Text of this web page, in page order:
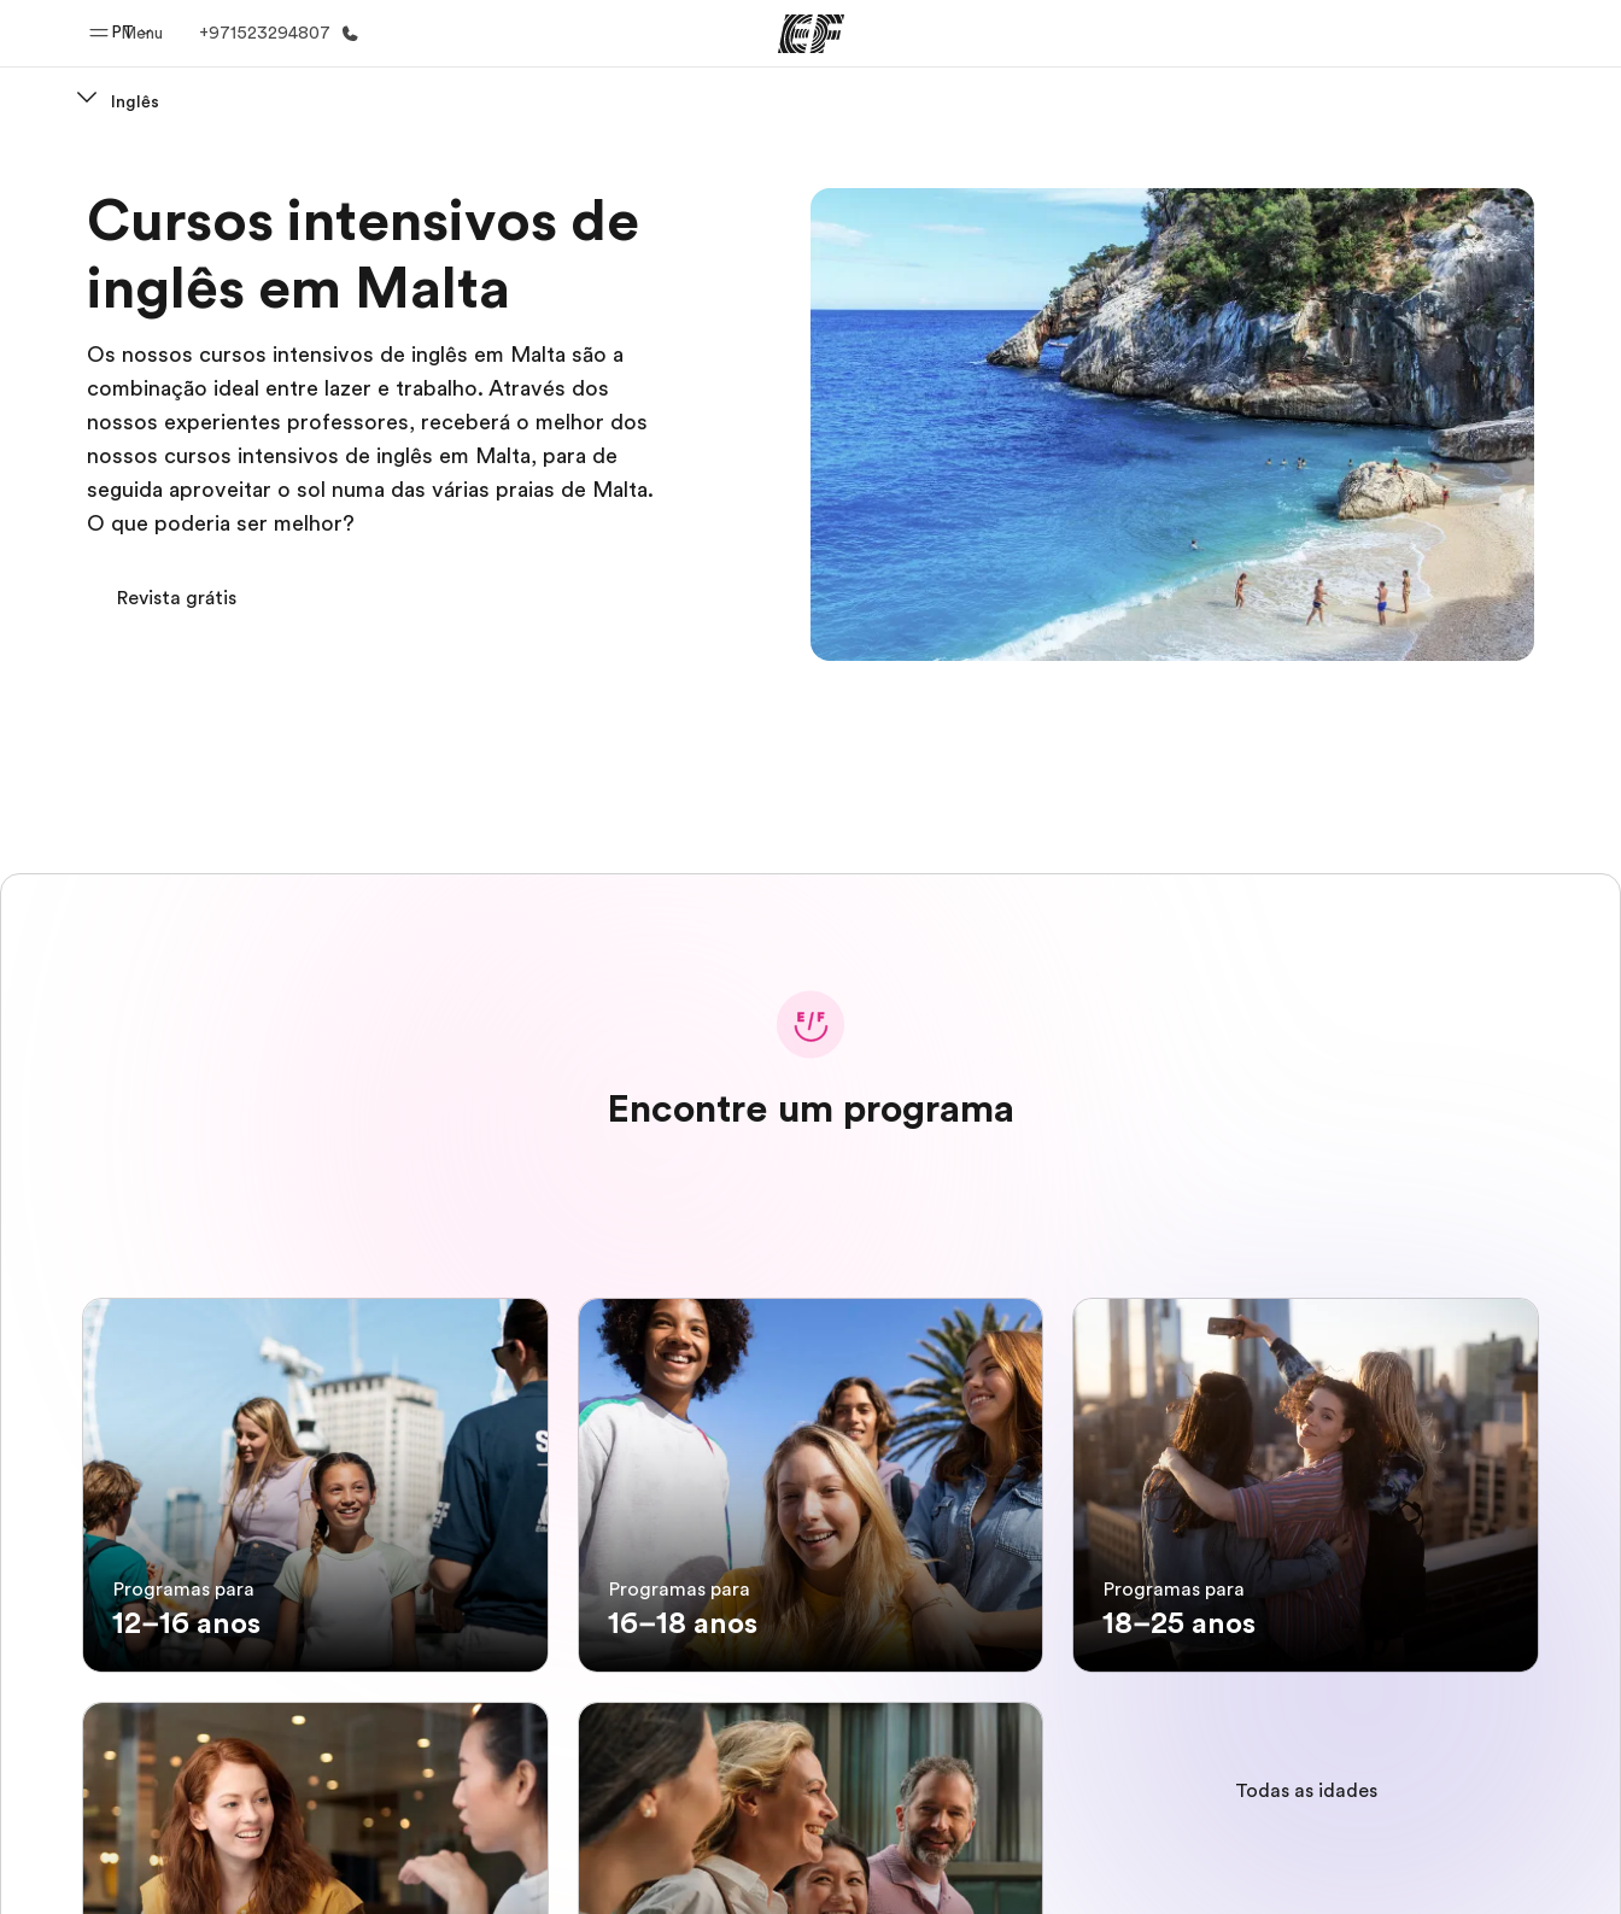
Menu
PT +971523294807
Bem-vindo à EF
Saiba tudo que
oferecemos
Quem somos Junte-se a nós
Inglês
Cursos intensivos de
inglês em Malta
Os nossos cursos intensivos de inglês em Malta são a
combinação ideal entre lazer e trabalho. Através dos
nossos experientes professores, receberá o melhor dos
nossos cursos intensivos de inglês em Malta, para de
seguida aproveitar o sol numa das várias praias de Malta.
O que poderia ser melhor?
Revista grátis
Encontre um programa
Programas para
12–16 anos
Programas para
16–18 anos
Programas para
18–25 anos
Todas as idades